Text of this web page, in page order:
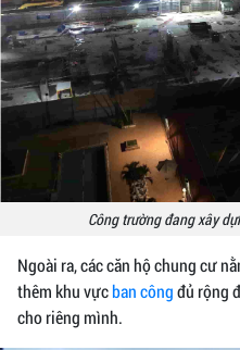
Công trường đang xây
Ngoài ra, các căn hộ chung cư
thêm khu vựcban côngđủ rộng
cho riêng mình.